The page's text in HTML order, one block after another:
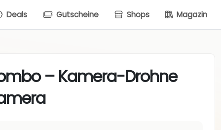
Deals Gutscheine Shops Magazin
– Kamera-Drohne